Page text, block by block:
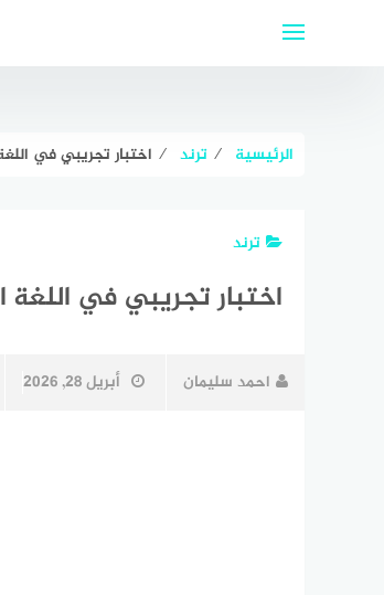
الرئيسية ⁄ ترند ⁄ اختبار تجريبي في اللغة
ترند
اختبار تجريبي في اللغة
احمد سليمان أبريل 28, 2026